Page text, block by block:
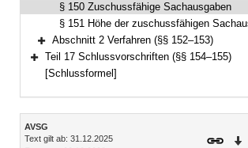
§ 150 Zuschussfähige Sachausgaben
§ 151 Höhe der zuschussfähigen
Bereich erweitern
Abschnitt 2 Verfahren (§§ 152–153)
Bereich erweitern
Teil 17 Schlussvorschriften (§§ 154–155)
[Schlussformel]
Inhalt
AVSG
Text gilt ab: 31.12.2025